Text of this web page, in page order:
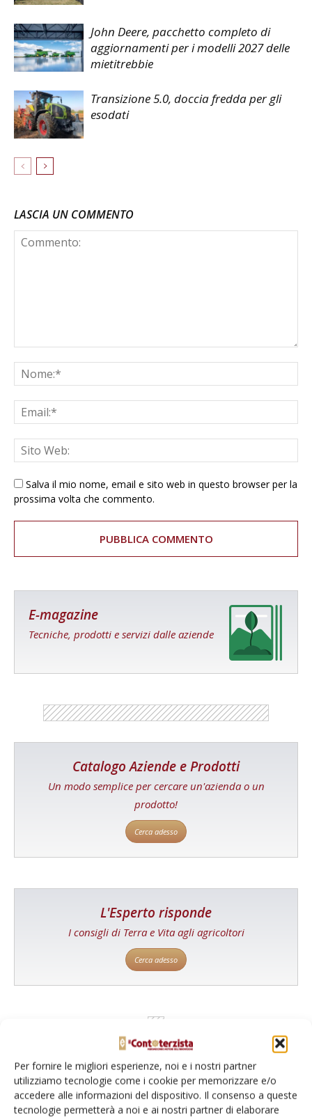
Per fornire le migliori esperienze, noi e i nostri partner
utilizziamo tecnologie come i cookie per memorizzare e/o
accedere alle informazioni del dispositivo. Il consenso a queste
tecnologie permetterà a noi e ai nostri partner di elaborare
John Deere, pacchetto completo di
aggiornamenti per i modelli 2027 delle
mietitrebbie
Transizione 5.0, doccia fredda per gli
esodati
LASCIA UN COMMENTO
Salva il mio nome, email e sito web in questo browser per la
prossima volta che commento.
E-magazine
Tecniche, prodotti e servizi dalle aziende
Catalogo Aziende e Prodotti
Un modo semplice per cercare un'azienda o un
prodotto!
Cerca adesso
L'Esperto risponde
I consigli di Terra e Vita agli agricoltori
Cerca adesso